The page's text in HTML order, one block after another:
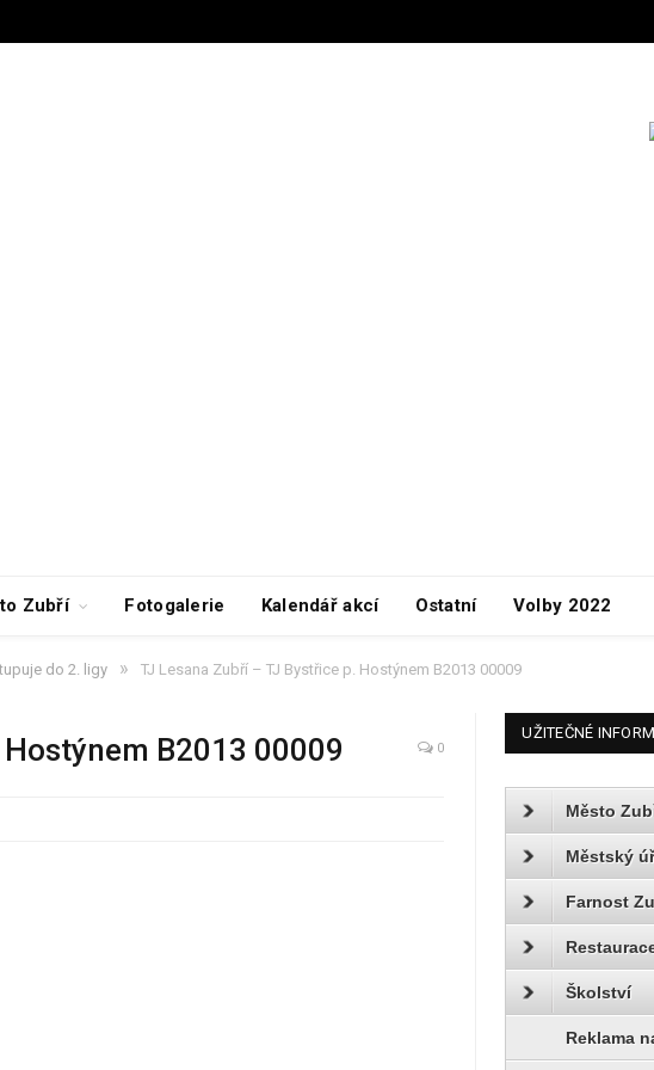
Zubří Fotogalerie Kalendář akcí Ostatní Volby 2022
do 2. ligy » TJ Lesana Zubří – TJ Bystřice p. Hostýnem B2013 00009
B2013 00009 0
UŽITEČNÉ
Město
Městský
Farnost
Školství
Reklama